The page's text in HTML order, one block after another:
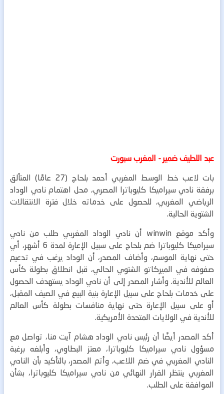
عبد اللطيف ضمير - المغرب سبورت
بات لاعب خط الوسط المغربي أحمد بلحاج (27 عامًا) المتألق
برفقة نادي سيراميكا كليوباترا المصري، محل اهتمام نادي الوداد
الرياضي المغربي، للحصول على خدماته خلال فترة الانتقالات
الشتوية الحالية.
وأكد موقع winwin أن نادي الوداد المغربي طلب من نادي
سيراميكا كليوباترا ضم بلحاج على سبيل الإعارة لمدة 6 أشهر، أي
حتى نهاية الموسم، وأضاف المصدر، أن الوداد يرغب في تدعيم
صفوفه في الميركاتو الشتوي الحالي، قبل انطلاق بطولة كأس
العالم للأندية. وأشار المصدر إلى أن نادي الوداد يستهدف الحصول
على خدمات بلحاج على سبيل الإعارة بنية البيع في الصيف المقبل،
أو على سبيل الإعارة حتى نهاية منافسات بطولة كأس العالم
للأندية في الولايات المتحدة الأمريكية.
أكد المصدر أيضًا أن رئيس نادي الوداد هشام آيت منا، تواصل مع
مسؤول نادي سيراميكا كليوباترا، معتز البطاوي، وأبلغه برغبة
النادي المغربي في ضم اللاعب، وأتم المصدر، بالتأكيد بأن النادي
المغربي ينتظر القرار النهائي من نادي سيراميكا كليوباترا، بشأن
الموافقة على الطلب.